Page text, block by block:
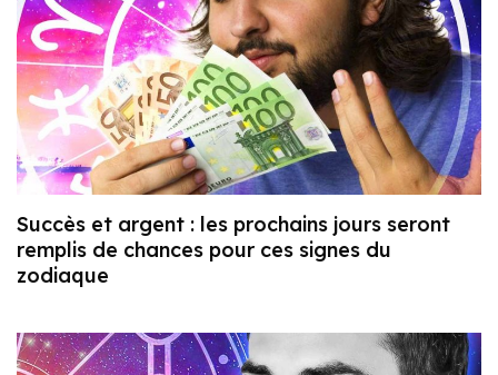
Succès et argent : les prochains jours seront
remplis de chances pour ces signes du
zodiaque